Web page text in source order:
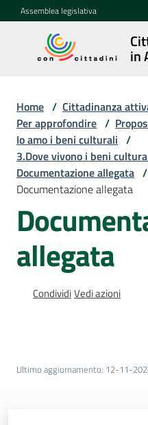
Vai al contenuto
Vai alla navigazione
Vai al footer
Assemblea legislativa
in
attiva in
Concittadini
Porte
aperte
in
Assemblea
Mostre
Home / Cittadinanza
Per approfondire /
Io amo i beni culturali /
3.Dove vivono i beni
Documentazione allegata /
Documentazione allegata
allegata
CondividiVedi azioni
Ultimo aggiornamento: 12-11-